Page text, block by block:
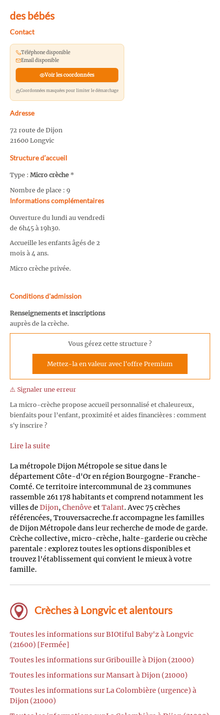
des bébés
Contact
Téléphone disponible
Email disponible
Voir les coordonnées
Coordonnées masquées pour limiter le démarchage
Adresse
72 route de Dijon
21600 Longvic
Structure d’accueil
Type : Micro crèche *
Nombre de place : 9
Informations complémentaires
Ouverture du lundi au vendredi
de 6h45 à 19h30.
Accueille les enfants âgés de 2
mois à 4 ans.
Micro crèche privée.
Conditions d'admission
Renseignements et inscriptions
auprès de la crèche.
Vous gérez cette structure ?
Mettez-la en valeur avec l'offre Premium
⚠️ Signaler une erreur
La micro-crèche propose accueil personnalisé et chaleureux,
bienfaits pour l’enfant, proximité et aides financières : comment
s'y inscrire ?
Lire la suite
La métropole Dijon Métropole se situe dans le
département Côte-d'Or en région Bourgogne-Franche-
Comté. Ce territoire intercommunal de 23 communes
rassemble 261 178 habitants et comprend notamment les
villes de Dijon, Chenôve etTalant. Avec 75 crèches
référencées, Trouversacreche.fr accompagne les familles
de Dijon Métropole dans leur recherche de mode de garde.
Crèche collective, micro-crèche, halte-garderie ou crèche
parentale : explorez toutes les options disponibles et
trouvez l'établissement qui convient le mieux à votre
famille.
Crèches à Longvic et alentours
Toutes les informations sur BIOtiful Baby'z à Longvic
(21600) [Fermée]
Toutes les informations sur Gribouille à Dijon (21000)
Toutes les informations sur Mansart à Dijon (21000)
Toutes les informations sur La Colombière (urgence) à
Dijon (21000)